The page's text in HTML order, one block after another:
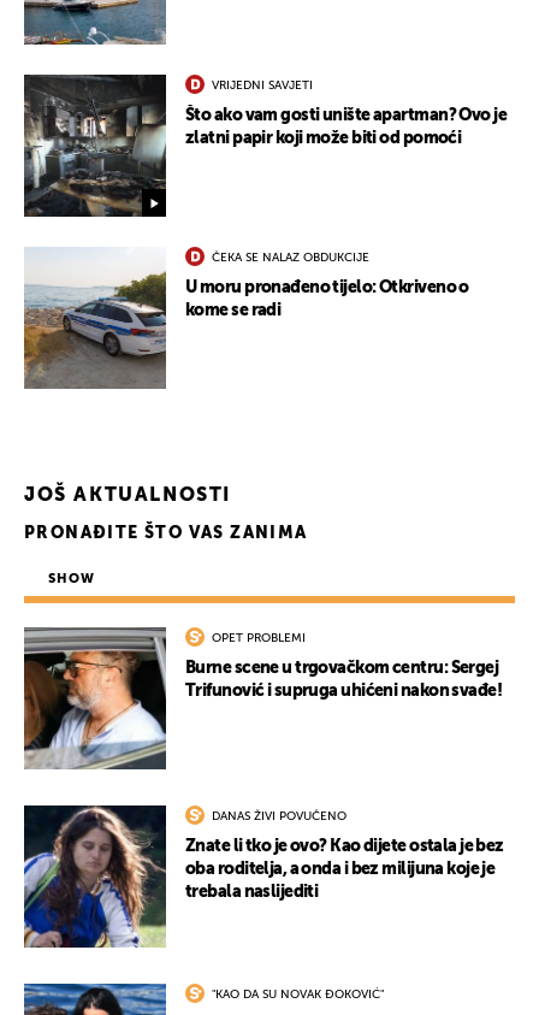
VRIJEDNI SAVJETI
Što ako vam gosti unište apartman? Ovo je
zlatni papir koji može biti od pomoći
ČEKA SE NALAZ OBDUKCIJE
U moru pronađeno tijelo: Otkriveno o
kome se radi
JOŠ AKTUALNOSTI
PRONAĐITE ŠTO VAS ZANIMA
SHOW
OPET PROBLEMI
Burne scene u trgovačkom centru: Sergej
Trifunović i supruga uhićeni nakon svađe!
DANAS ŽIVI POVUČENO
Znate li tko je ovo? Kao dijete ostala je bez
oba roditelja, a onda i bez milijuna koje je
trebala naslijediti
"KAO DA SU NOVAK ĐOKOVIĆ"